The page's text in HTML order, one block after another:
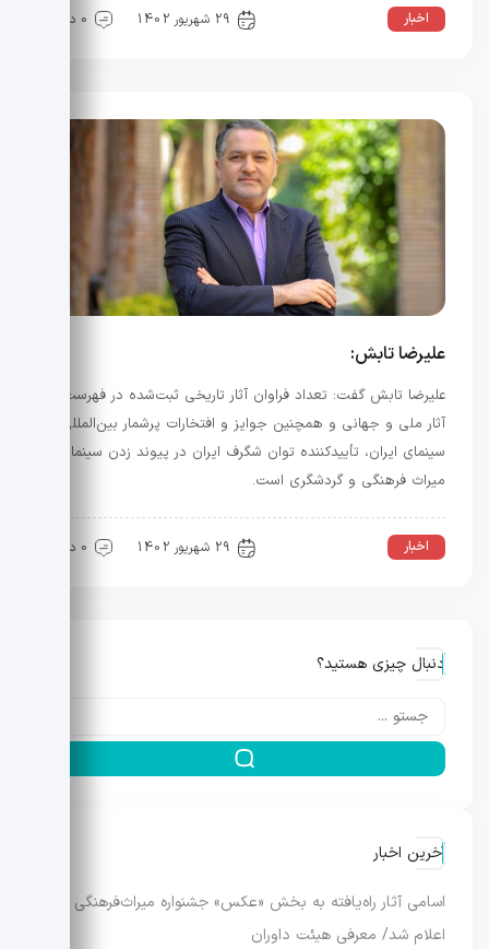
اخبار 29 شهریور 1402 0 دیدگاه
علیرضا تابش:
علیرضا تابش گفت: تعداد فراوان آثار تاریخی ثبت‌شده در فهرست
آثار ملی و جهانی و همچنین جوایز و افتخارات پرشمار بین‌المللی
سینمای ایران، تأییدکننده توان شگرف ایران در پیوند زدن سینما،
میراث‌ فرهنگی و گردشگری است.
اخبار 29 شهریور 1402 0 دیدگاه
دنبال چیزی هستید؟
آخرین اخبار
اسامی آثار راه‌یافته به بخش «عکس» جشنواره میراث‌فرهنگی
اعلام شد/ معرفی هیئت داوران